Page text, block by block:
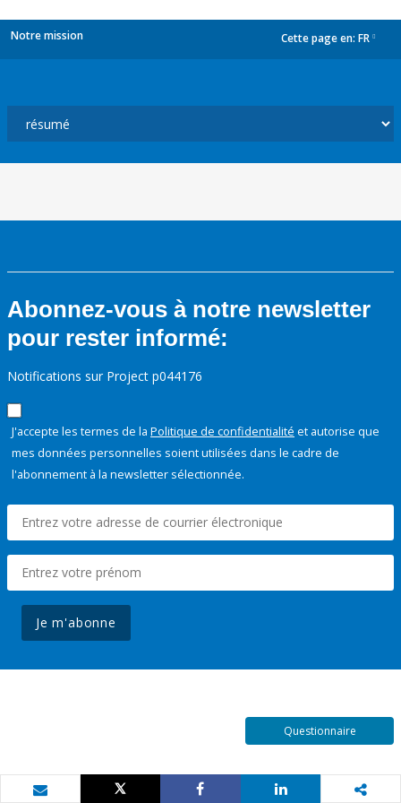
Notre mission Cette page en: FR
Abonnez-vous à notre newsletter
pour rester informé:
Notifications sur Project p044176
J'accepte les termes de la Politique de confidentialité et autorise que
mes données personnelles soient utilisées dans le cadre de
l'abonnement à la newsletter sélectionnée.
Je m'abonne
Questionnaire